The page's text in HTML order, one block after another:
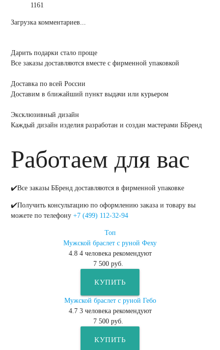
1161
Загрузка комментариев...
Дарить подарки стало проще
Все заказы доставляются вместе c фирменной упаковкой
Доставка по всей России
Доставим в ближайший пункт выдачи или курьером
Эксклюзивный дизайн
Каждый дизайн изделия разработан и создан мастерами ББренд
Работаем для вас
✔️Все заказы ББренд доставляются в фирменной упаковке
✔️Получить консультацию по оформлению заказа и товару вы
можете по телефону+7 (499) 112-32-94
Топ
Мужской браслет с руной Феху
4.8 4человека рекомендуют
7 500 руб.
КУПИТЬ
Мужской браслет с руной Гебо
4.7 3человека рекомендуют
7 500 руб.
КУПИТЬ